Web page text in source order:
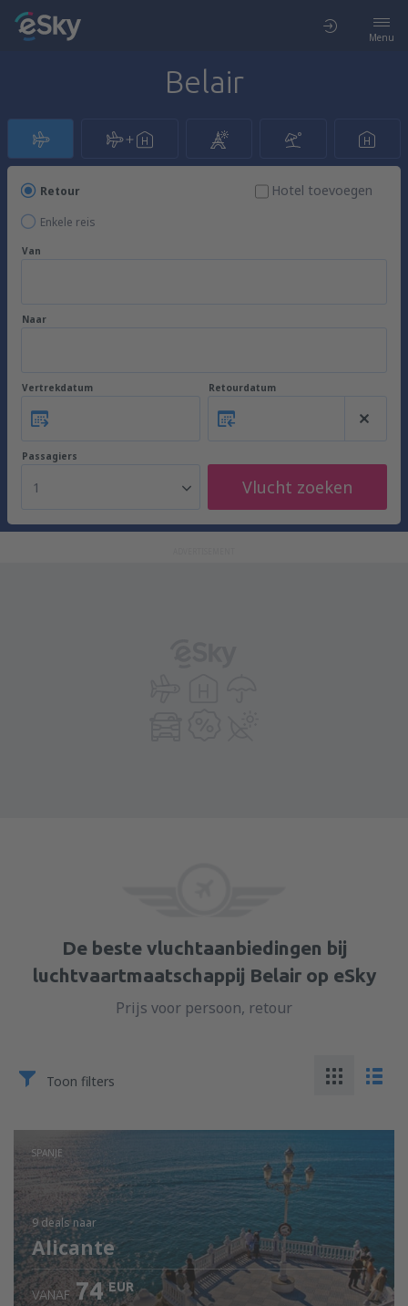
Menu
Belair
Retour
Enkele reis
Hotel toevoegen
Van
Naar
Vertrekdatum Retourdatum
Passagiers
1 Vlucht zoeken
De beste vluchtaanbiedingen bij
luchtvaartmaatschappij Belair op eSky
Prijs voor persoon, retour
Toon filters
SPANJE
9 dealsnaar
Alicante
VANAF 74 EUR